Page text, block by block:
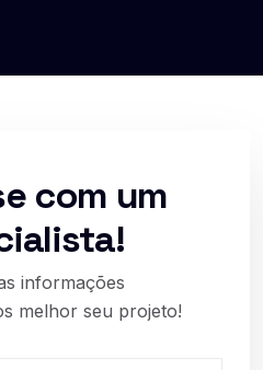
com um
informações
melhor seu projeto!